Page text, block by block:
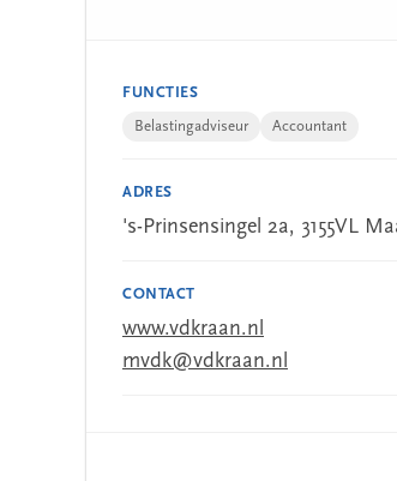
FUNCTIES
Belastingadviseur Accountant
ADRES
's-Prinsensingel 2a, 3155VL
CONTACT
www.vdkraan.nl
mvdk@vdkraan.nl